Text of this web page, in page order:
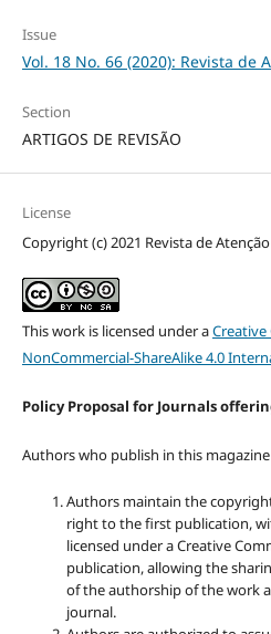
Issue
Vol. 18 No. 66 (2020): Revista de
Section
ARTIGOS DE REVISÃO
License
Copyright (c) 2021 Revista de
This work is licensed under a
NonCommercial-ShareAlike 4.0
Policy Proposal for Journals
Authors who publish in this
Authors maintain the
right to the first publication,
licensed under a Creative
publication, allowing the
of the authorship of the work
journal.